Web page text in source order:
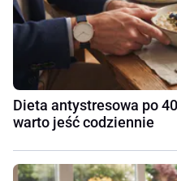
Dieta antystresowa po
warto jeść codziennie